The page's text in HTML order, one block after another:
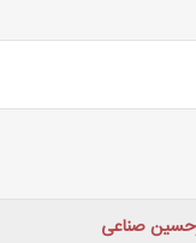
صناعی